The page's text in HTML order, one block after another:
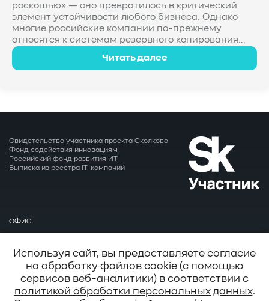
роскошью» — оно превратилось в критический
элемент устойчивости любого бизнеса. Однако
многие российские компании по-прежнему
относятся к системам резервного копирования...
Читать далее
Свидетельство участника проекта Сколково
Фонд содействия инновациям
Российский фонд развития ИТ
Выписка из реестра IT-компаний
ОФИС
info@baum.ru
Москва, ул. Нобеля д. 7
Используя сайт, вы предоставляете согласие
на обработку файлов cookie (с помощью
сервисов веб-аналитики) в соответствии с
политикой обработки персональных данных.